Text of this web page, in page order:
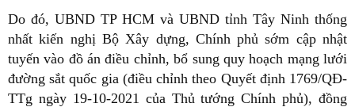
Do đó, UBND TP HCM và UBND tỉnh Tây Ninh thống
nhất kiến nghị Bộ Xây dựng, Chính phủ sớm cập nhật
tuyến vào đồ án điều chỉnh, bổ sung quy hoạch mạng lưới
đường sắt quốc gia (điều chỉnh theo Quyết định 1769/QĐ-
TTg ngày 19-10-2021 của Thủ tướng Chính phủ), đồng